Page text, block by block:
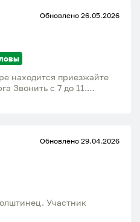
Обновлено 26.05.2026
находится приезжайте
Звонить с 7 до 11.
Обновлено 29.04.2026
Участник